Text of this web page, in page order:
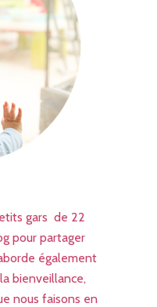
gars de 22
pour partager
également
bienveillance,
nous faisons en